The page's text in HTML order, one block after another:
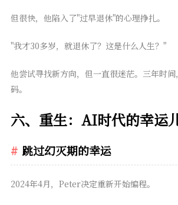
但很快，他陷入了"过早退休"的心理挣扎。
"我才30多岁，就退休了？这是什么人生？"
他尝试寻找新方向，但一直很迷茫。三年时
码。
六、重生：AI时代的幸运
跳过幻灭期的幸运
2024年4月，Peter决定重新开始编程。